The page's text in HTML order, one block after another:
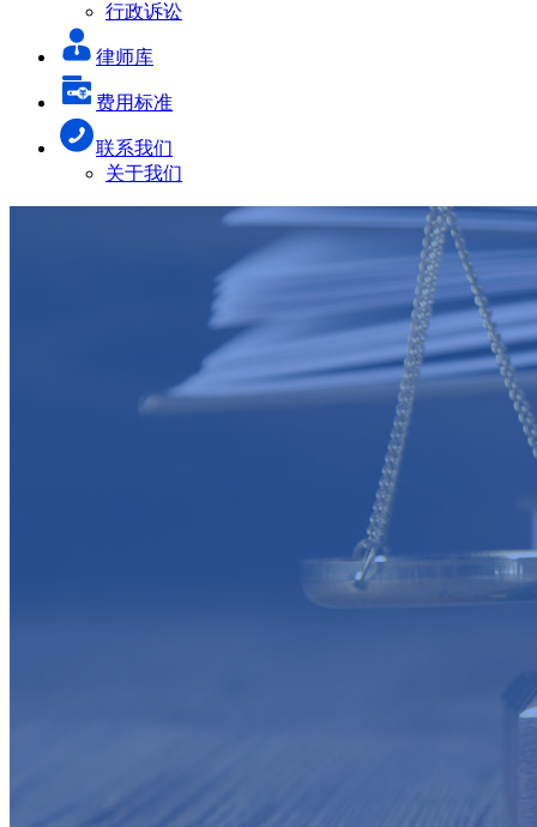
行政诉讼
律师库
费用标准
联系我们
关于我们